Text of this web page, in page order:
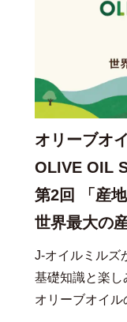
オリーブオ
OLIVE OIL
第2回 「産地
世界最大の
J-オイルミルズ
基礎知識と楽し
オリーブオイル